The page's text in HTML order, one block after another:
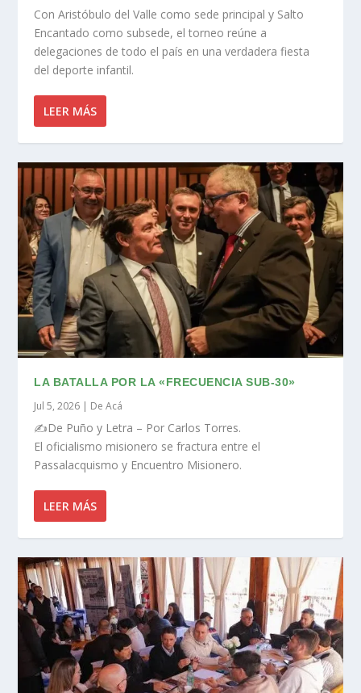
Con Aristóbulo del Valle como sede principal y Salto
Encantado como subsede, el torneo reúne a
delegaciones de todo el país en una verdadera fiesta
del deporte infantil.
LEER MÁS
LA BATALLA POR LA «FRECUENCIA SUB-30»
Jul 5, 2026 | De Acá
✍️De Puño y Letra – Por Carlos Torres.
El oficialismo misionero se fractura entre el
Passalacquismo y Encuentro Misionero.
LEER MÁS